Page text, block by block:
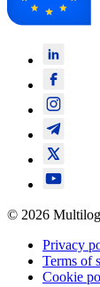
© 2026
Privacy
Terms of
Cookie